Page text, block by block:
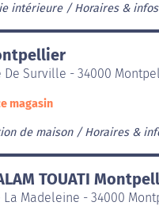
intérieure Horaires & infos
De Surville - 34000
magasin
de maison Horaires &
TOUATI
La Madeleine - 34000